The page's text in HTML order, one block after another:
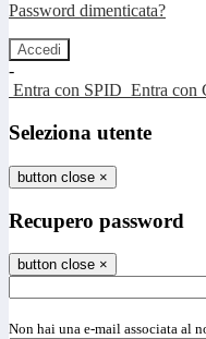
Password dimenticata?
-
Entra con SPID Entra con
Seleziona utente
button close ×
Recupero password
button close ×
Non hai una e-mail associata al